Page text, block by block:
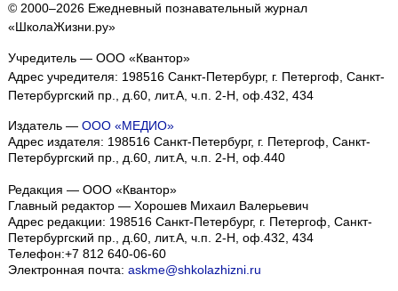
© 2000–2026 Ежедневный познавательный журнал
«ШколаЖизни.ру»
Учредитель — ООО «Квантор»
Адрес учредителя: 198516 Санкт-Петербург, г. Петергоф, Санкт-
Петербургский пр., д.60, лит.А, ч.п. 2-Н, оф.432, 434
Издатель — ООО «МЕДИО»
Адрес издателя: 198516 Санкт-Петербург, г. Петергоф, Санкт-
Петербургский пр., д.60, лит.А, ч.п. 2-Н, оф.440
Редакция — ООО «Квантор»
Главный редактор — Хорошев Михаил Валерьевич
Адрес редакции: 198516 Санкт-Петербург, г. Петергоф, Санкт-
Петербургский пр., д.60, лит.А, ч.п. 2-Н, оф.432, 434
Телефон:+7 812 640-06-60
Электронная почта: askme@shkolazhizni.ru